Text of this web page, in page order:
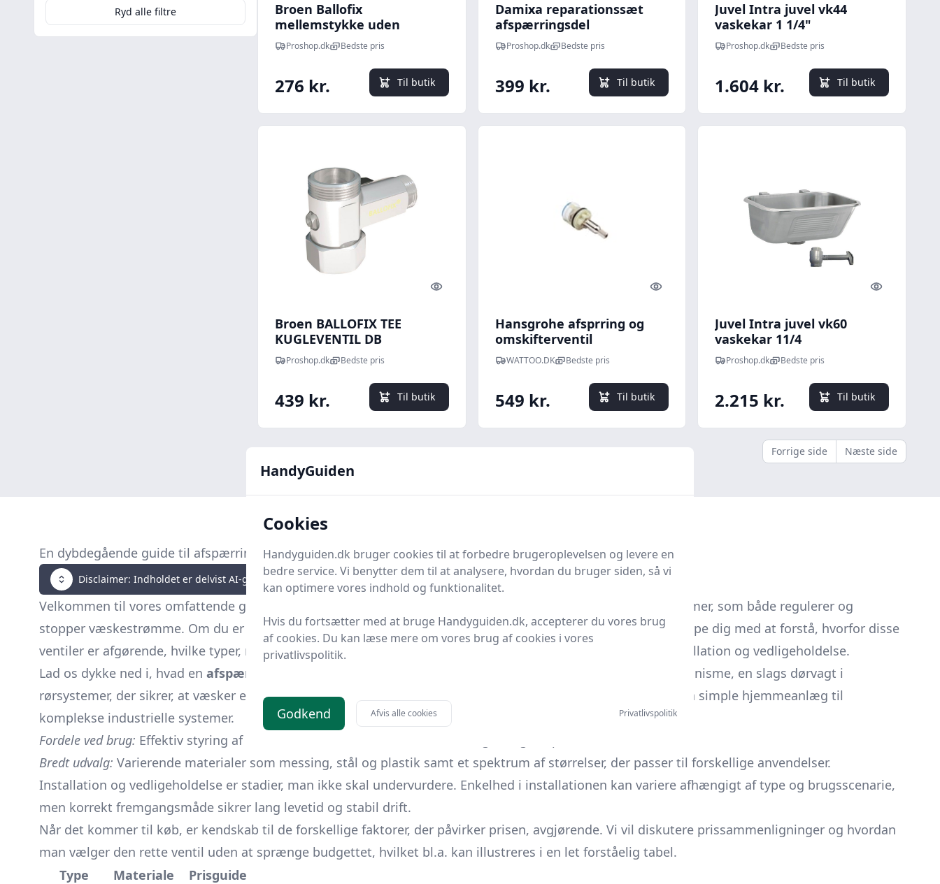
Ryd alle filtre
Broen Ballofix
mellemstykke uden
afspærringsventil 1/2
Proshop.dk Bedste pris
276 kr. Til butik
Damixa reparationssæt
afspærringsdel
Proshop.dk Bedste pris
399 kr. Til butik
Juvel Intra juvel vk44
vaskekar 1 1/4"
afspærringsventil
Proshop.dk Bedste pris
1.604 kr. Til butik
Quick look
Broen BALLOFIX TEE
KUGLEVENTIL DB
afspærringsventil 1/2"x3/4"
Proshop.dk Bedste pris
439 kr. Til butik
Quick look
Hansgrohe afsprring og
omskifterventil
WATTOO.DK Bedste pris
549 kr. Til butik
Quick look
Juvel Intra juvel vk60
vaskekar 11/4
afspærringsventil
Proshop.dk Bedste pris
2.215 kr. Til butik
Forrige side Næste side
En dybdegående guide til afspærringsventiler
Disclaimer: Indholdet er delvist AI-genereret. Klik her for flere detaljer
Velkommen til vores omfattende guide om afspærringsventiler – essentielle komponenter i mange VVS-systemer, som både regulerer og
stopper væskestrømme. Om du er en erfaren professionel eller en gør-det-selv entusiast, vil denne guide hjælpe dig med at forstå, hvorfor disse
ventiler er afgørende, hvilke typer, materialer og størrelser der findes, og de bedste fremgangsmåder for installation og vedligeholdelse.
Lad os dykke ned i, hvad en afspærringsventil
egentlig er. Grundlæggende fungerer den som en kontrolmekanisme, en slags dørvagt i
rørsystemer, der sikrer, at væsker eller gasser flyder som ønsket eller stoppes helt. Dette er uvurderligt i alt fra simple hjemmeanlæg til
komplekse industrielle systemer.
Fordele ved brug: Effektiv styring af væskestrømmen, forbedret sikkerhed og energibesparelse.
Bredt udvalg: Varierende materialer som messing, stål og plastik samt et spektrum af størrelser, der passer til forskellige anvendelser.
Installation og vedligeholdelse er stadier, man ikke skal undervurdere. Enkelhed i installationen kan variere afhængigt af type og brugsscenarie,
men korrekt fremgangsmåde sikrer lang levetid og stabil drift.
Når det kommer til køb, er kendskab til de forskellige faktorer, der påvirker prisen, avgjørende. Vi vil diskutere prissammenligninger og hvordan
man vælger den rette ventil uden at sprænge budgettet, hvilket bl.a. kan illustreres i en let forståelig tabel.
Type
Materiale
Prisguide
HandyGuiden
Cookies
Handyguiden.dk bruger cookies til at forbedre brugeroplevelsen og levere en
bedre service. Vi benytter dem til at analysere, hvordan du bruger siden, så vi
kan optimere vores indhold og funktionalitet.
Hvis du fortsætter med at bruge Handyguiden.dk, accepterer du vores brug
af cookies. Du kan læse mere om vores brug af cookies i vores
privatlivspolitik.
Godkend Afvis alle cookies Privatlivspolitik